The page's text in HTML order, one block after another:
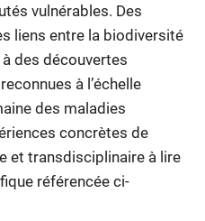
vulnérables. Des
liens entre la biodiversité
des découvertes
à l’échelle
des maladies
concrètes de
et transdisciplinaire à lire
référencée ci-